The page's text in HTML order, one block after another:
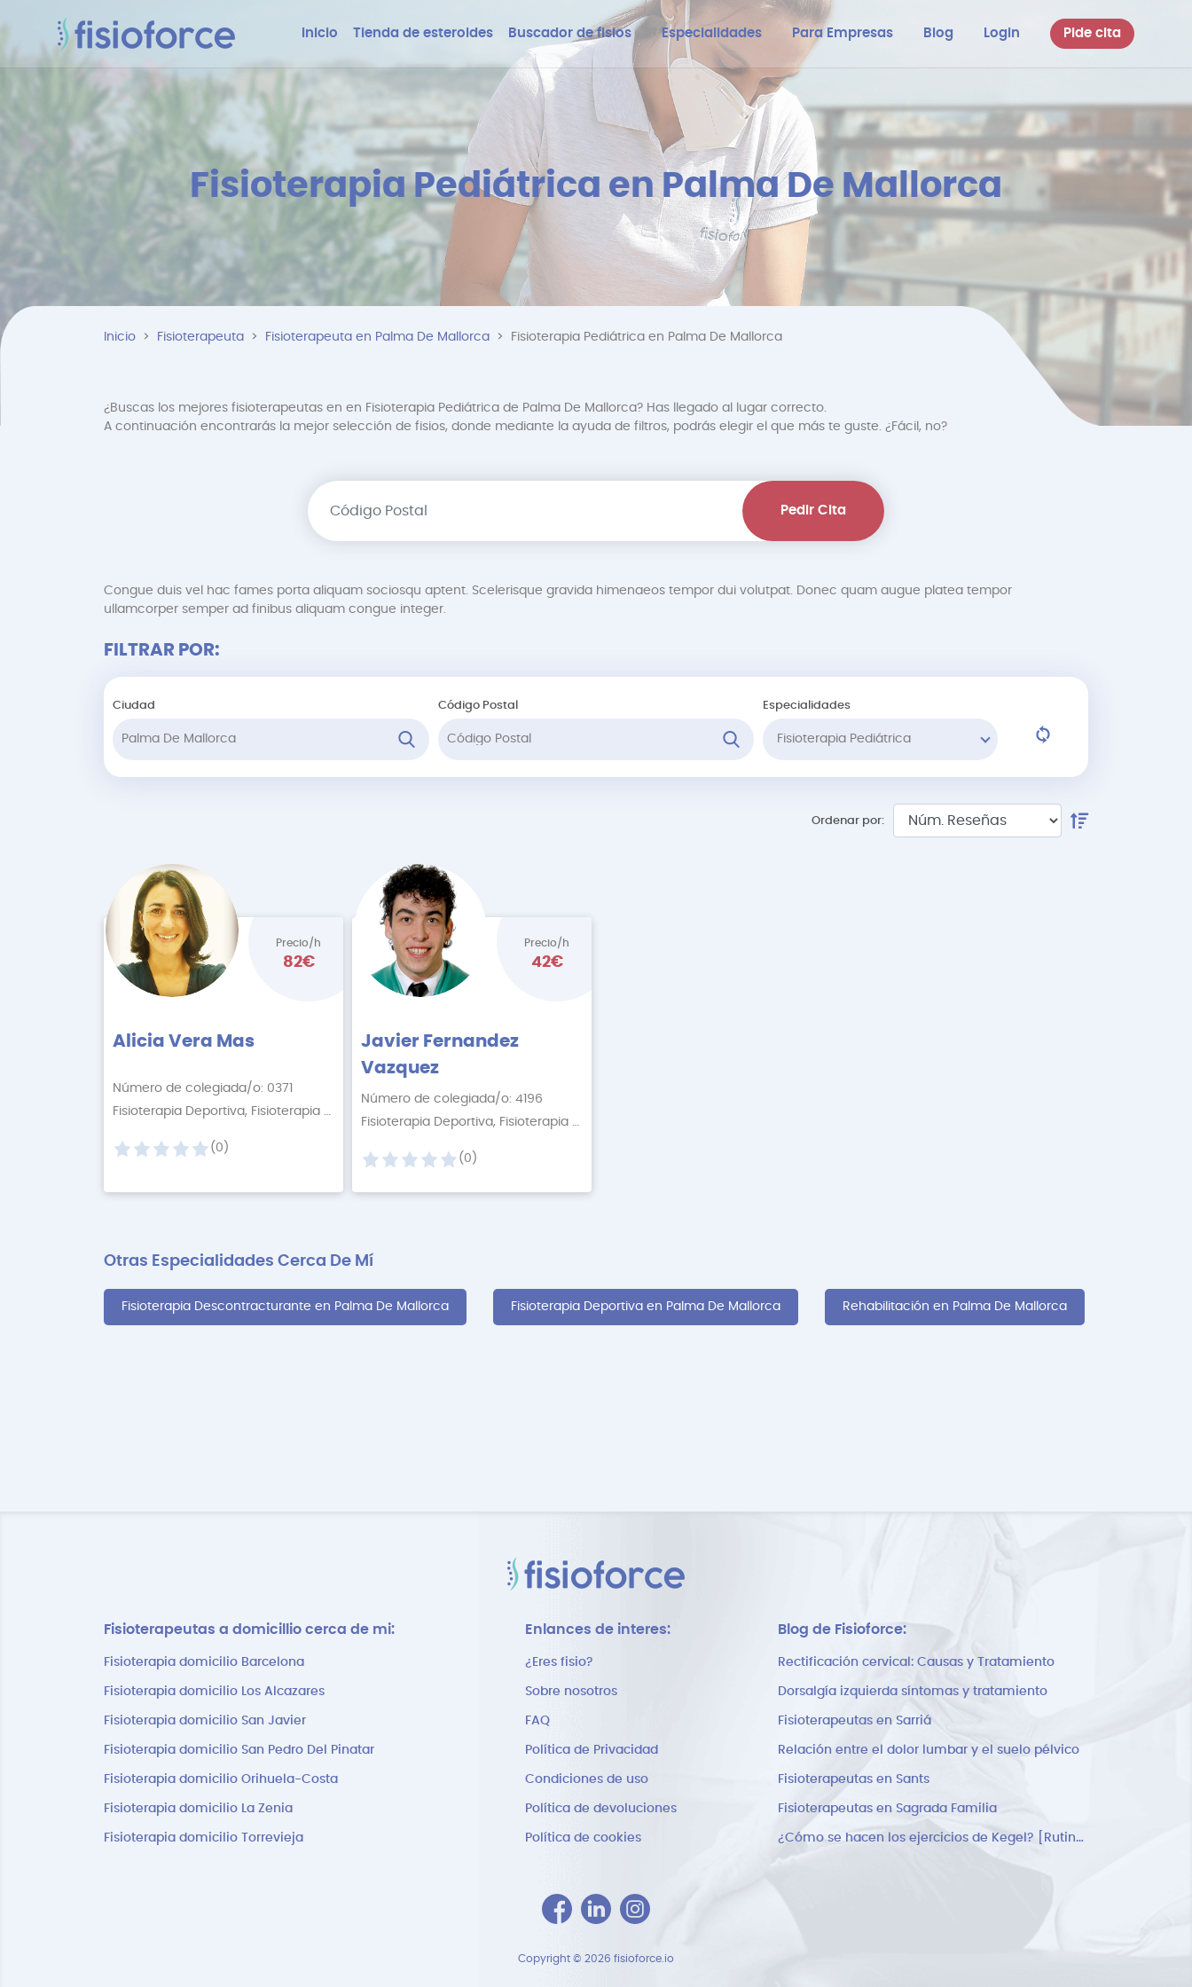
Inicio Tienda de esteroides Buscador de fisios Especialidades Para Empresas Blog Login Pide cita
Fisioterapia Pediátrica en Palma De Mallorca
Inicio Fisioterapeuta Fisioterapeuta en Palma De Mallorca Fisioterapia Pediátrica en Palma De Mallorca
¿Buscas los mejores fisioterapeutas en en Fisioterapia Pediátrica de Palma De Mallorca? Has llegado al lugar correcto.
A continuación encontrarás la mejor selección de fisios, donde mediante la ayuda de filtros, podrás elegir el que más te guste. ¿Fácil, no?
Pedir Cita
Congue duis vel hac fames porta aliquam sociosqu aptent. Scelerisque gravida himenaeos tempor dui volutpat. Donec quam augue platea tempor
ullamcorper semper ad finibus aliquam congue integer.
FILTRAR POR:
Ciudad Código Postal Especialidades
Fisioterapia Pediátrica
Ordenar por:
Precio/h
82€
Alicia Vera Mas
Número de colegiada/o: 0371
Fisioterapia Deportiva, Fisioterapia Online
(0)
Precio/h
42€
Javier Fernandez
Vazquez
Número de colegiada/o: 4196
Fisioterapia Deportiva, Fisioterapia Descontractur
(0)
Otras Especialidades Cerca De Mí
Fisioterapia Descontracturante en Palma De Mallorca Fisioterapia Deportiva en Palma De Mallorca Rehabilitación en Palma De Mallorca
Fisioterapeutas a domicillio cerca de mi:
Fisioterapia domicilio Barcelona
Fisioterapia domicilio Los Alcazares
Fisioterapia domicilio San Javier
Fisioterapia domicilio San Pedro Del Pinatar
Fisioterapia domicilio Orihuela-Costa
Fisioterapia domicilio La Zenia
Fisioterapia domicilio Torrevieja
Enlances de interes:
¿Eres fisio?
Sobre nosotros
FAQ
Política de Privacidad
Condiciones de uso
Política de devoluciones
Política de cookies
Blog de Fisioforce:
Rectificación cervical: Causas y Tratamiento
Dorsalgía izquierda síntomas y tratamiento
Fisioterapeutas en Sarriá
Relación entre el dolor lumbar y el suelo pélvico
Fisioterapeutas en Sants
Fisioterapeutas en Sagrada Familia
¿Cómo se hacen los ejercicios de Kegel? [Rutina]
Copyright © 2026 fisioforce.io